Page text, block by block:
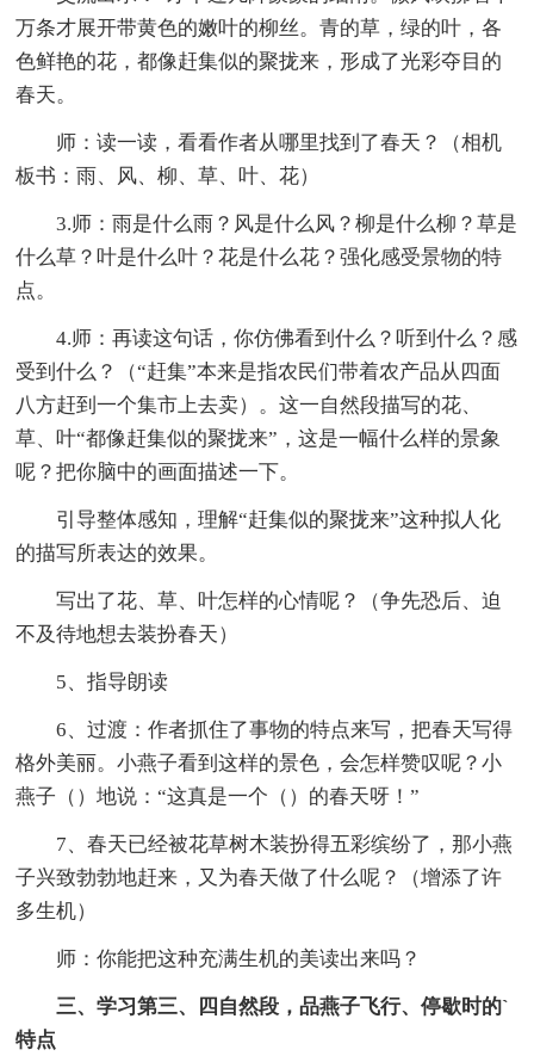
万条才展开带黄色的嫩叶的柳丝。青的草，绿的叶，各
色鲜艳的花，都像赶集似的聚拢来，形成了光彩夺目的
春天。
师：读一读，看看作者从哪里找到了春天？（相机
板书：雨、风、柳、草、叶、花）
3.师：雨是什么雨？风是什么风？柳是什么柳？草是
什么草？叶是什么叶？花是什么花？强化感受景物的特
点。
4.师：再读这句话，你仿佛看到什么？听到什么？感
受到什么？（“赶集”本来是指农民们带着农产品从四面
八方赶到一个集市上去卖）。这一自然段描写的花、
草、叶“都像赶集似的聚拢来”，这是一幅什么样的景象
呢？把你脑中的画面描述一下。
引导整体感知，理解“赶集似的聚拢来”这种拟人化
的描写所表达的效果。
写出了花、草、叶怎样的心情呢？（争先恐后、迫
不及待地想去装扮春天）
5、指导朗读
6、过渡：作者抓住了事物的特点来写，把春天写得
格外美丽。小燕子看到这样的景色，会怎样赞叹呢？小
燕子（）地说：“这真是一个（）的春天呀！”
7、春天已经被花草树木装扮得五彩缤纷了，那小燕
子兴致勃勃地赶来，又为春天做了什么呢？（增添了许
多生机）
师：你能把这种充满生机的美读出来吗？
三、学习第三、四自然段，品燕子飞行、停歇时的`
特点